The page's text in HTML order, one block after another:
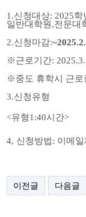
1.신청대상: 2025학
일반대학원 ,전문대
2.신청마감:
※근로기간:
※중도 휴학시 근로
3.신청유형
<유형1:40시간>
4, 신청방법: 이메일
이전글 다음글